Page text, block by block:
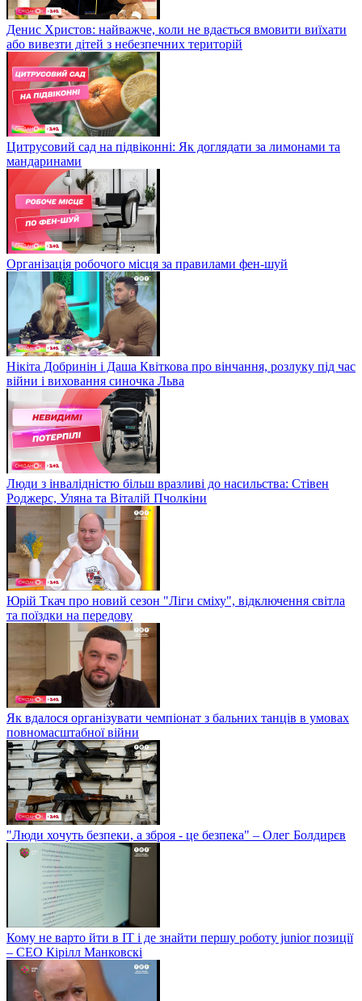
Денис Христов: найважче, коли не вдається вмовити виїхати
або вивезти дітей з небезпечних територій
Цитрусовий сад на підвіконні: Як доглядати за лимонами та
мандаринами
Організація робочого місця за правилами фен-шуй
Нікіта Добринін і Даша Квіткова про вінчання, розлуку під час
війни і виховання синочка Льва
Люди з інвалідністю більш вразливі до насильства: Стівен
Роджерс, Уляна та Віталій Пчолкіни
Юрій Ткач про новий сезон "Ліги сміху", відключення світла
та поїздки на передову
Як вдалося організувати чемпіонат з бальних танців в умовах
повномасштабної війни
"Люди хочуть безпеки, а зброя - це безпека" – Олег Болдирєв
Кому не варто йти в IT і де знайти першу роботу junior позиції
– СЕО Кірілл Манковскі